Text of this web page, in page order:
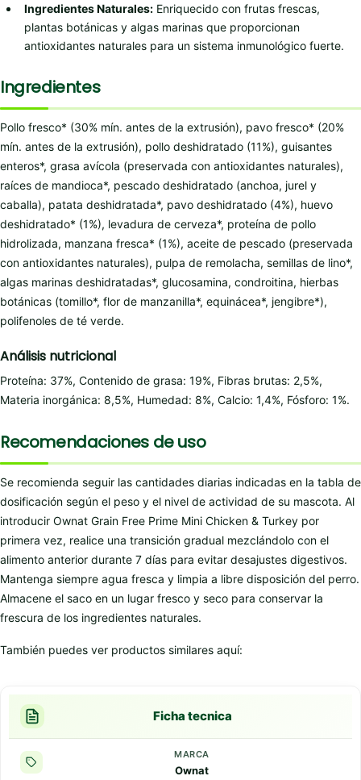
Ingredientes Naturales: Enriquecido con frutas frescas,
plantas botánicas y algas marinas que proporcionan
antioxidantes naturales para un sistema inmunológico fuerte.
Ingredientes
Pollo fresco* (30% mín. antes de la extrusión), pavo fresco* (20%
mín. antes de la extrusión), pollo deshidratado (11%), guisantes
enteros*, grasa avícola (preservada con antioxidantes naturales),
raíces de mandioca*, pescado deshidratado (anchoa, jurel y
caballa), patata deshidratada*, pavo deshidratado (4%), huevo
deshidratado* (1%), levadura de cerveza*, proteína de pollo
hidrolizada, manzana fresca* (1%), aceite de pescado (preservada
con antioxidantes naturales), pulpa de remolacha, semillas de lino*,
algas marinas deshidratadas*, glucosamina, condroitina, hierbas
botánicas (tomillo*, flor de manzanilla*, equinácea*, jengibre*),
polifenoles de té verde.
Análisis nutricional
Proteína: 37%, Contenido de grasa: 19%, Fibras brutas: 2,5%,
Materia inorgánica: 8,5%, Humedad: 8%, Calcio: 1,4%, Fósforo: 1%.
Recomendaciones de uso
Se recomienda seguir las cantidades diarias indicadas en la tabla de
dosificación según el peso y el nivel de actividad de su mascota. Al
introducir Ownat Grain Free Prime Mini Chicken & Turkey por
primera vez, realice una transición gradual mezclándolo con el
alimento anterior durante 7 días para evitar desajustes digestivos.
Mantenga siempre agua fresca y limpia a libre disposición del perro.
Almacene el saco en un lugar fresco y seco para conservar la
frescura de los ingredientes naturales.
También puedes ver productos similares aquí:
Ficha tecnica
MARCA
Ownat